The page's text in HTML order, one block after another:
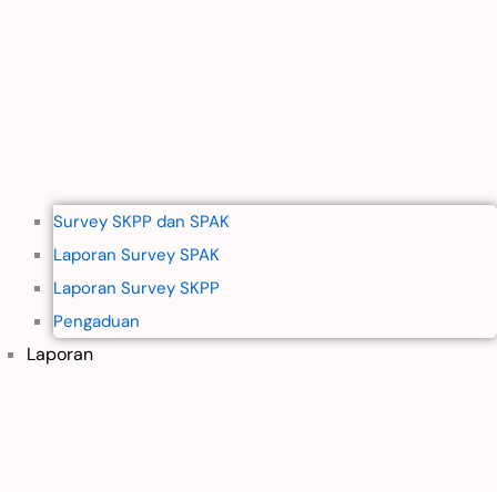
Survey SKPP dan SPAK
Laporan Survey SPAK
Laporan Survey SKPP
Pengaduan
Laporan